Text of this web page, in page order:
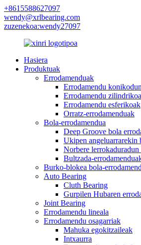
+8615588627097
wendy@xrlbearing.com
zuzenekoa:wendy27097
Hasiera
Produktuak
Errodamenduak
Errodamendu
Errodamendu
Errodamendu esferikoak
Orratz-errodamenduak
Bola-errodamendua
Deep Groove bola
Ukipen angeluarrarekin
Norbere
Bultzada-
Burko-blokea bola-
Auto Bearing
Cluth Bearing
Gurpilen Hubaren
Joint Bearing
Errodamendu lineala
Errodamendu osagarriak
Mahuka egokitzaileak
Intxaurra